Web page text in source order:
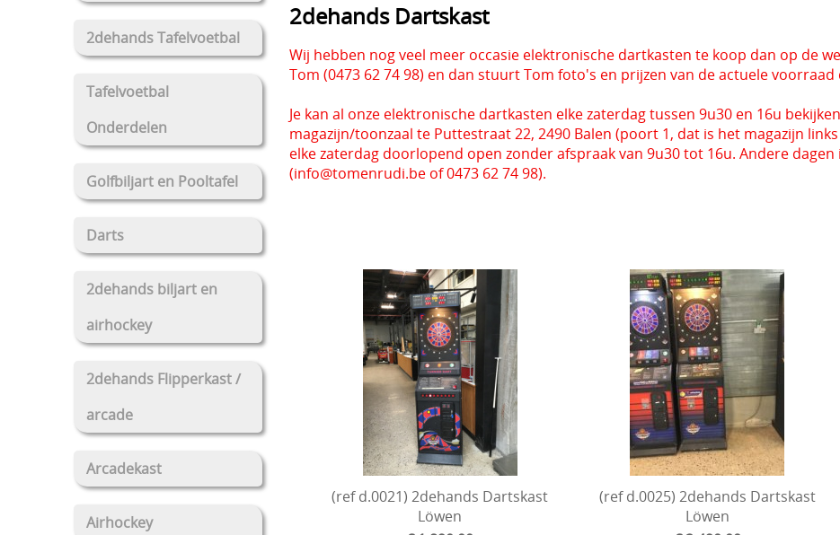
2dehands Tafelvoetbal
Tafelvoetbal
Onderdelen
Golfbiljart en Pooltafel
Darts
2dehands biljart en
airhockey
2dehands Flipperkast /
arcade
Arcadekast
Airhockey
2dehands Dartskast
Wij hebben nog veel meer occasie elektronische dartkasten te koop dan op de
Tom (0473 62 74 98) en dan stuurt Tom foto's en prijzen van de actuele voorraad
Je kan al onze elektronische dartkasten elke zaterdag tussen 9u30 en 16u
magazijn/toonzaal te Puttestraat 22, 2490 Balen (poort 1, dat is het magazijn
elke zaterdag doorlopend open zonder afspraak van 9u30 tot 16u. Andere
(info@tomenrudi.be of 0473 62 74 98).
(ref d.0021) 2dehands Dartskast
Löwen
(ref d.0025) 2dehands Dartskast
Löwen